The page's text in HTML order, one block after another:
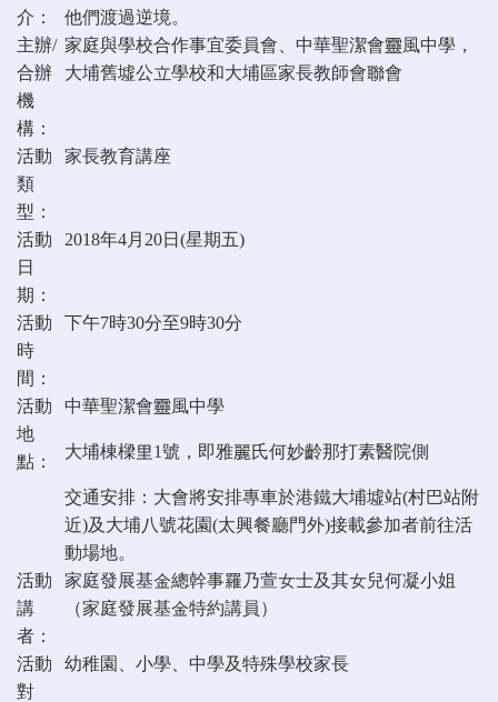
介：
他們渡過逆境。
主辦/
合辦
機
構：
家庭與學校合作事宜委員會、中華聖潔會靈風中學，
大埔舊墟公立學校和大埔區家長教師會聯會
活動
類
型：
家長教育講座
活動
日
期：
2018年4月20日(星期五)
活動
時
間：
下午7時30分至9時30分
活動
地
點：
中華聖潔會靈風中學
大埔棟樑里1號，即雅麗氏何妙齡那打素醫院側
交通安排：大會將安排專車於港鐵大埔墟站(村巴站附
近)及大埔八號花園(太興餐廳門外)接載參加者前往活
動場地。
活動
講
者：
家庭發展基金總幹事羅乃萱女士及其女兒何凝小姐
（家庭發展基金特約講員）
活動
對
幼稚園、小學、中學及特殊學校家長